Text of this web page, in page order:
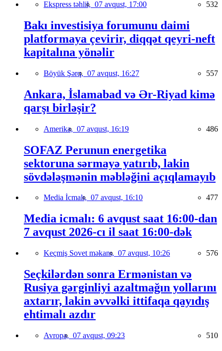
Ekspress təhlil, 07 avqust, 17:00 532
Bakı investisiya forumunu daimi
platformaya çevirir, diqqət qeyri-neft
kapitalına yönəlir
Böyük Şərq, 07 avqust, 16:27 557
Ankara, İslamabad və Ər-Riyad kimə
qarşı birləşir?
Amerika, 07 avqust, 16:19 486
SOFAZ Perunun energetika
sektoruna sərmayə yatırıb, lakin
sövdələşmənin məbləğini açıqlamayıb
Media İcmalı, 07 avqust, 16:10 477
Media icmalı: 6 avqust saat 16:00-dan
7 avqust 2026-cı il saat 16:00-dək
Keçmiş Sovet məkanı, 07 avqust, 10:26 576
Seçkilərdən sonra Ermənistan və
Rusiya gərginliyi azaltmağın yollarını
axtarır, lakin əvvəlki ittifaqa qayıdış
ehtimalı azdır
Avropa, 07 avqust, 09:23 510